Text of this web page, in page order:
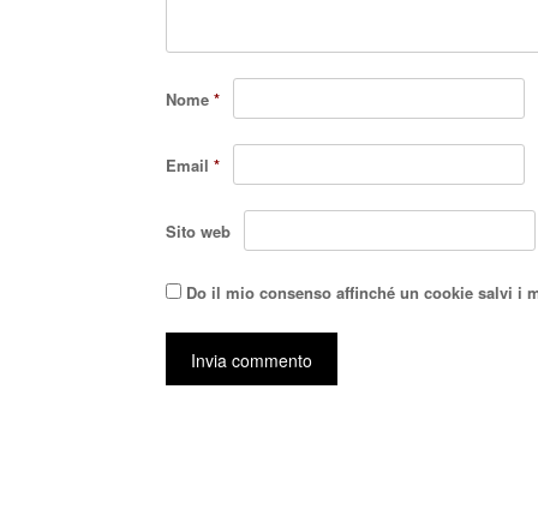
Nome *
Email *
Sito web
Do il mio consenso affinché un cookie salvi i